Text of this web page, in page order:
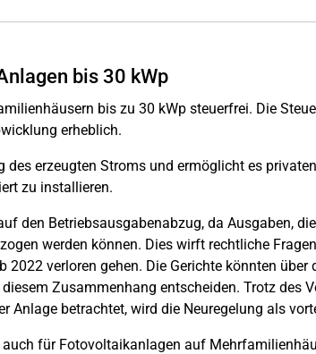
bis 30 kWp
bis zu 30 kWp steuerfrei. Die
erheblich.
erzeugten Stroms und ermöglicht es privaten
zu installieren.
den Betriebsausgabenabzug, da Ausgaben,
werden können. Dies wirft rechtliche
verloren gehen. Die Gerichte könnten über
Zusammenhang entscheiden. Trotz des
Anlage betrachtet, wird die Neuregelung als
für Fotovoltaikanlagen auf